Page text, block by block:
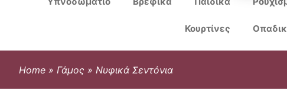
Κουρτίνες
Home » Γάμος » Νυφικά Σεντόνια